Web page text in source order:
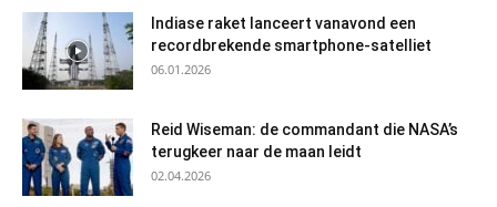
Indiase raket lanceert vanavond een
recordbrekende smartphone-satelliet
06.01.2026
Reid Wiseman: de commandant die NASA’s
terugkeer naar de maan leidt
02.04.2026